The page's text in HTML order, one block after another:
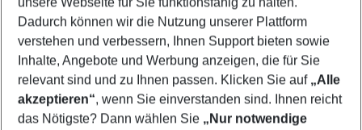
08/08/26–06/08/27 5-8 nights
Who will travel
2 adults No children
Show more filter
Dadurch können wir die Nutzung unserer Plattform
verstehen und verbessern, Ihnen Support bieten sowie
Inhalte, Angebote und Werbung anzeigen, die für Sie
relevant sind und zu Ihnen passen. Klicken Sie auf „Alle
akzeptieren“, wenn Sie einverstanden sind. Ihnen reicht
das Nötigste? Dann wählen Sie „Nur notwendige